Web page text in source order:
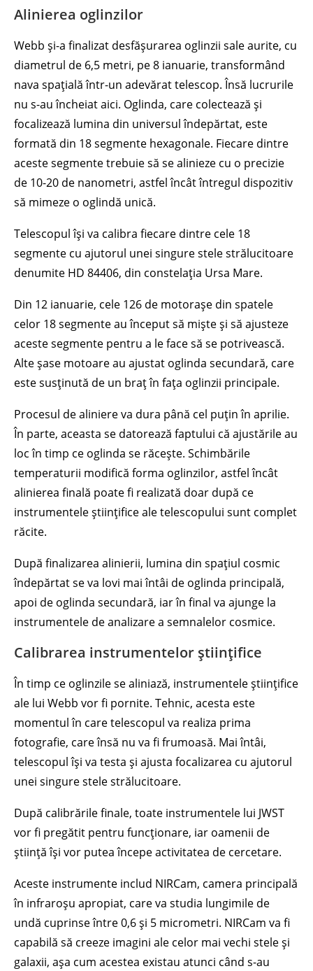
Alinierea oglinzilor
Webb și-a finalizat desfășurarea oglinzii sale aurite, cu
diametrul de 6,5 metri, pe 8 ianuarie, transformând
nava spațială într-un adevărat telescop. Însă lucrurile
nu s-au încheiat aici. Oglinda, care colectează și
focalizează lumina din universul îndepărtat, este
formată din 18 segmente hexagonale. Fiecare dintre
aceste segmente trebuie să se alinieze cu o precizie
de 10-20 de nanometri, astfel încât întregul dispozitiv
să mimeze o oglindă unică.
Telescopul își va calibra fiecare dintre cele 18
segmente cu ajutorul unei singure stele strălucitoare
denumite HD 84406, din constelația Ursa Mare.
Din 12 ianuarie, cele 126 de motorașe din spatele
celor 18 segmente au început să miște și să ajusteze
aceste segmente pentru a le face să se potrivească.
Alte șase motoare au ajustat oglinda secundară, care
este susținută de un braț în fața oglinzii principale.
Procesul de aliniere va dura până cel puțin în aprilie.
În parte, aceasta se datorează faptului că ajustările au
loc în timp ce oglinda se răcește. Schimbările
temperaturii modifică forma oglinzilor, astfel încât
alinierea finală poate fi realizată doar după ce
instrumentele științifice ale telescopului sunt complet
răcite.
După finalizarea alinierii, lumina din spațiul cosmic
îndepărtat se va lovi mai întâi de oglinda principală,
apoi de oglinda secundară, iar în final va ajunge la
instrumentele de analizare a semnalelor cosmice.
Calibrarea instrumentelor științifice
În timp ce oglinzile se aliniază, instrumentele științifice
ale lui Webb vor fi pornite. Tehnic, acesta este
momentul în care telescopul va realiza prima
fotografie, care însă nu va fi frumoasă. Mai întâi,
telescopul își va testa și ajusta focalizarea cu ajutorul
unei singure stele strălucitoare.
După calibrările finale, toate instrumentele lui JWST
vor fi pregătit pentru funcționare, iar oamenii de
știință își vor putea începe activitatea de cercetare.
Aceste instrumente includ NIRCam, camera principală
în infraroșu apropiat, care va studia lungimile de
undă cuprinse între 0,6 și 5 micrometri. NIRCam va fi
capabilă să creeze imagini ale celor mai vechi stele și
galaxii, așa cum acestea existau atunci când s-au